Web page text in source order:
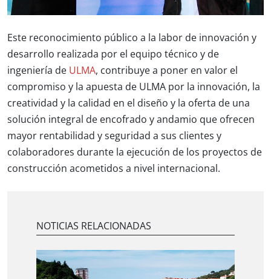
Este reconocimiento público a la labor de innovación y
desarrollo realizada por el equipo técnico y de
ingeniería de ULMA, contribuye a poner en valor el
compromiso y la apuesta de ULMA por la innovación, la
creatividad y la calidad en el diseño y la oferta de una
solución integral de encofrado y andamio que ofrecen
mayor rentabilidad y seguridad a sus clientes y
colaboradores durante la ejecución de los proyectos de
construcción acometidos a nivel internacional.
NOTICIAS RELACIONADAS